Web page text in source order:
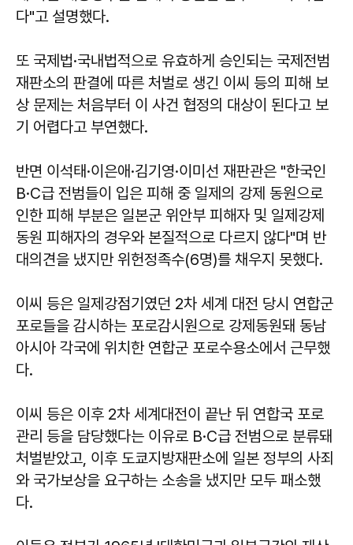
다"고 설명했다.
또 국제법·국내법적으로 유효하게 승인되는 국제전범
재판소의 판결에 따른 처벌로 생긴 이씨 등의 피해 보
상 문제는 처음부터 이 사건 협정의 대상이 된다고 보
기 어렵다고 부연했다.
반면 이석태·이은애·김기영·이미선 재판관은 "한국인
B·C급 전범들이 입은 피해 중 일제의 강제 동원으로
인한 피해 부분은 일본군 위안부 피해자 및 일제강제
동원 피해자의 경우와 본질적으로 다르지 않다"며 반
대의견을 냈지만 위헌정족수(6명)를 채우지 못했다.
이씨 등은 일제강점기였던 2차 세계 대전 당시 연합군
포로들을 감시하는 포로감시원으로 강제동원돼 동남
아시아 각국에 위치한 연합군 포로수용소에서 근무했
다.
이씨 등은 이후 2차 세계대전이 끝난 뒤 연합국 포로
관리 등을 담당했다는 이유로 B·C급 전범으로 분류돼
처벌받았고, 이후 도쿄지방재판소에 일본 정부의 사죄
와 국가보상을 요구하는 소송을 냈지만 모두 패소했
다.